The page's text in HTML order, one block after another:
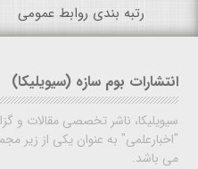
رتبه بندی روابط عمومی
انتشارات بوم سازه (سیویلیکا)
سیویلیکا، ناشر تخصصی مقالات و
"اخبارعلمی" به عنوان یکی از زیر
می باشد.